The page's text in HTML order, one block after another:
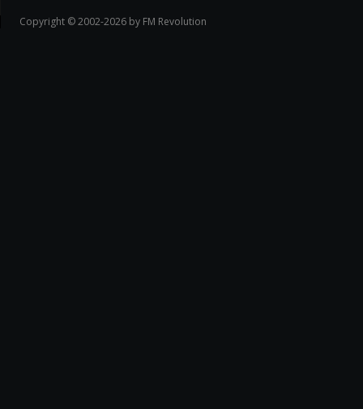
Copyright © 2002-2026 by FM Revolution